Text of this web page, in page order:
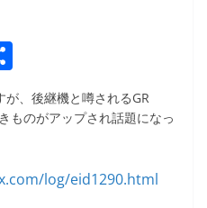
有
が、後継機と噂されるGR
ものがアップされ話題になっ